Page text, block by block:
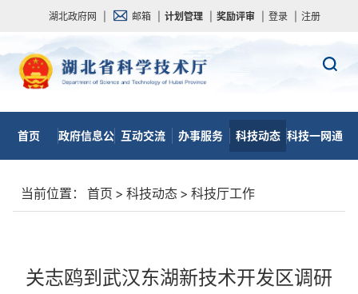
湖北政府网 邮箱 计划管理 奖励评审 登录 注册
首页 政府信息公 互动交流 办事服务 科技动态 科技一网通
当前位置： 首页 > 科技动态 > 科技厅工作
关志鸥到武汉东湖新技术开发区调研